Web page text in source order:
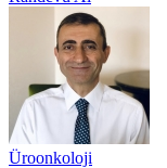
Üroonkoloji